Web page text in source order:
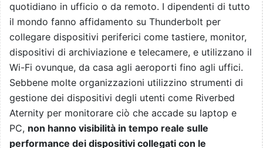
quotidiano in ufficio o da remoto. I dipendenti di tutto
il mondo fanno affidamento su Thunderbolt per
collegare dispositivi periferici come tastiere, monitor,
dispositivi di archiviazione e telecamere, e utilizzano il
Wi-Fi ovunque, da casa agli aeroporti fino agli uffici.
Sebbene molte organizzazioni utilizzino strumenti di
gestione dei dispositivi degli utenti come Riverbed
Aternity per monitorare ciò che accade su laptop e
PC, non hanno visibilità in tempo reale sulle
performance dei dispositivi collegati con le